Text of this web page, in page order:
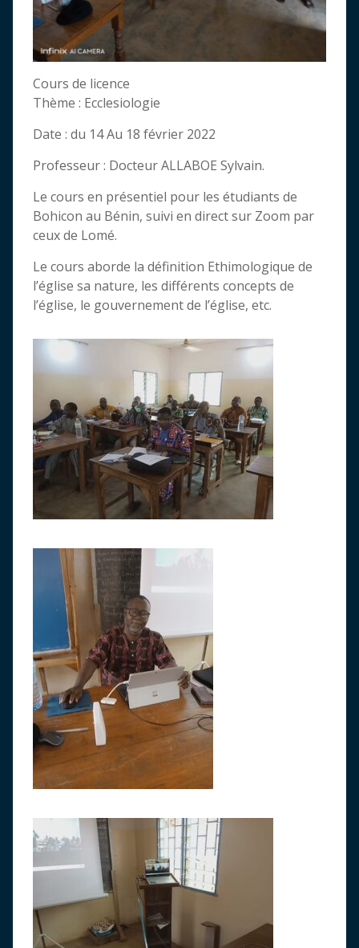
Cours de licence
Thème : Ecclesiologie
Date : du 14 Au 18 février 2022
Professeur : Docteur ALLABOE Sylvain.
Le cours en présentiel pour les étudiants de
Bohicon au Bénin, suivi en direct sur Zoom par
ceux de Lomé.
Le cours aborde la définition Ethimologique de
l’église sa nature, les différents concepts de
l’église, le gouvernement de l’église, etc.